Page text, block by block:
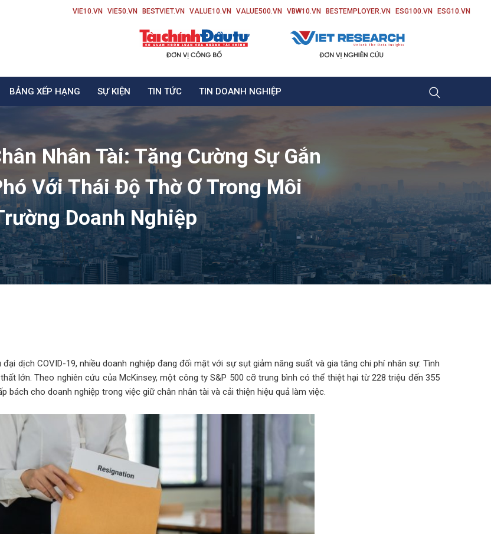
VIE10.VN VIE50.VN BESTVIET.VN VALUE10.VN VALUE500.VN VBW10.VN BESTEMPLOYER.VN ESG100.VN ESG10.VN
BẢNG XẾP HẠNG SỰ KIỆN TIN TỨC TIN DOANH NGHIỆP
Nhân Tài: Tăng Cường Sự Gắn
Với Thái Độ Thờ Ơ Trong Môi
Doanh Nghiệp
đại dịch COVID-19, nhiều doanh nghiệp đang đối mặt với sự sụt giảm năng suất và gia tăng chi phí nhân sự. Tình
lớn. Theo nghiên cứu của McKinsey, một công ty S&P 500 cỡ trung bình có thể thiệt hại từ 228 triệu đến 355
bách cho doanh nghiệp trong việc giữ chân nhân tài và cải thiện hiệu quả làm việc.